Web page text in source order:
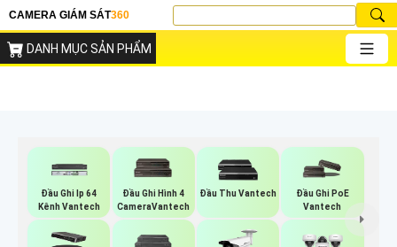
CAMERA GIÁM SÁT360
DANH MỤC SẢN PHẨM
Đầu Ghi Ip 64
Kênh Vantech
Đầu Ghi Hình 4
CameraVantech
Đầu Thu Vantech
Đầu Ghi PoE
Vantech